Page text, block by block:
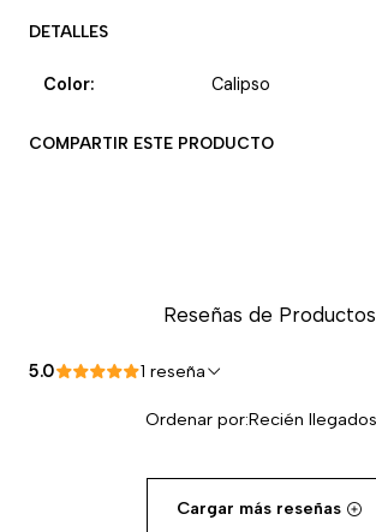
DETALLES
Color: Calipso
COMPARTIR ESTE PRODUCTO
Reseñas de Productos
5.0 1 reseña
Ordenar por:Recién llegados
Cargar más reseñas